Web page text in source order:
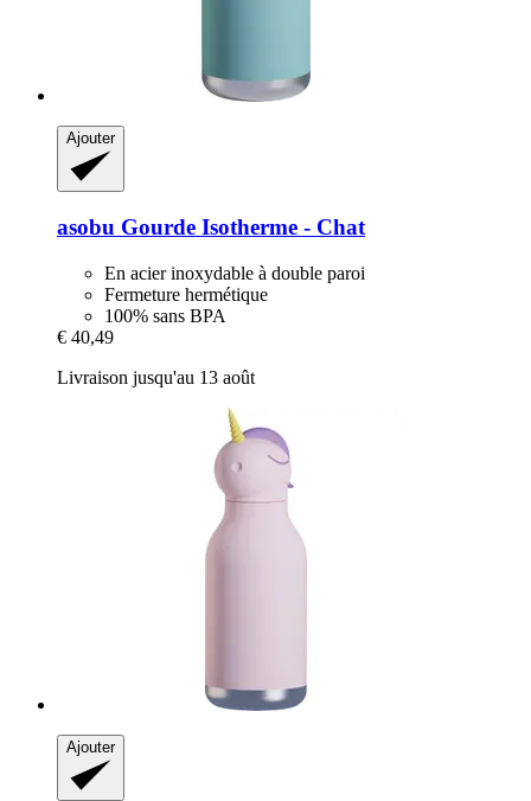
Ajouter
asobu Gourde Isotherme -​ Chat
En acier inoxydable à double paroi
Fermeture hermétique
100% sans BPA
€ 40,49
Livraison jusqu'au 13 août
Ajouter